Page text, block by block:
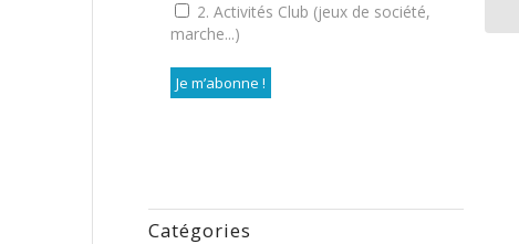
2. Activités Club (jeux de société,
marche...)
Catégories